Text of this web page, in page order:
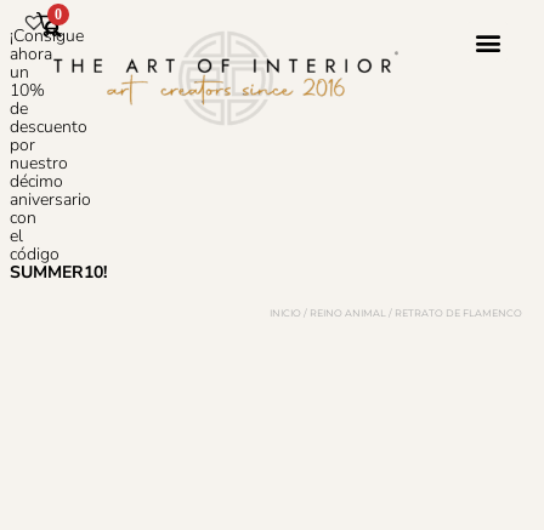
¡Consigue
ahora
un
10%
de
descuento
por
nuestro
décimo
aniversario
con
el
código
SUMMER10!
0
INICIO / REINO ANIMAL / RETRATO DE FLAMENCO